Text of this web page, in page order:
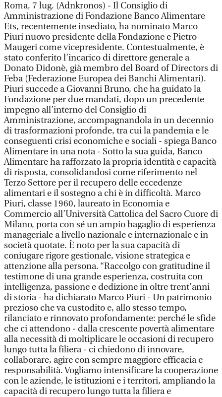
Roma, 7 lug. (Adnkronos) - Il Consiglio di
Amministrazione di Fondazione Banco Alimentare
Ets, recentemente insediato, ha nominato Marco
Piuri nuovo presidente della Fondazione e Pietro
Maugeri come vicepresidente. Contestualmente, è
stato conferito l’incarico di direttore generale a
Donato Didonè, già membro del Board of Directors di
Feba (Federazione Europea dei Banchi Alimentari).
Piuri succede a Giovanni Bruno, che ha guidato la
Fondazione per due mandati, dopo un precedente
impegno all’interno del Consiglio di
Amministrazione, accompagnandola in un decennio
di trasformazioni profonde, tra cui la pandemia e le
conseguenti crisi economiche e sociali - spiega Banco
Alimentare in una nota - Sotto la sua guida, Banco
Alimentare ha rafforzato la propria identità e capacità
di risposta, consolidandosi come riferimento nel
Terzo Settore per il recupero delle eccedenze
alimentari e il sostegno a chi è in difficoltà. Marco
Piuri, classe 1960, laureato in Economia e
Commercio all’Università Cattolica del Sacro Cuore di
Milano, porta con sé un ampio bagaglio di esperienza
manageriale a livello nazionale e internazionale e in
società quotate. È noto per la sua capacità di
coniugare rigore gestionale, visione strategica e
attenzione alla persona. “Raccolgo con gratitudine il
testimone di una grande esperienza, costruita con
intelligenza, passione e dedizione in oltre trent’anni
di storia - ha dichiarato Marco Piuri - Un patrimonio
prezioso che va custodito e, allo stesso tempo,
rilanciato e rinnovato profondamente: perché le sfide
che ci attendono - dalla crescente povertà alimentare
alla necessità di moltiplicare le occasioni di recupero
lungo tutta la filiera - ci chiedono di innovare,
collaborare, agire con sempre maggiore efficacia e
responsabilità. Vogliamo intensificare la cooperazione
con le aziende, le istituzioni e i territori, ampliando la
capacità di recupero lungo tutta la filiera e